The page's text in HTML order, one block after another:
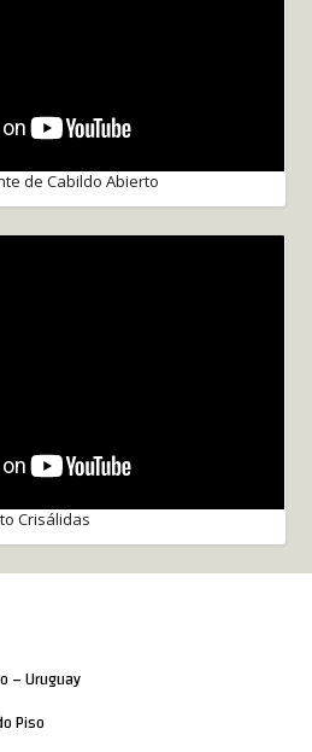
de Cabildo Abierto
Crisálidas
– Uruguay
Piso